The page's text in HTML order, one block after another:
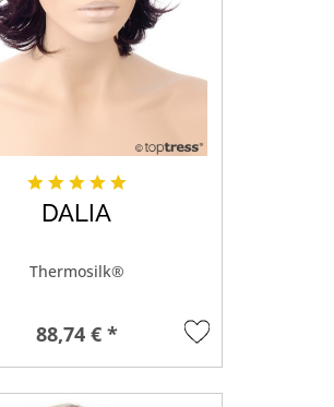
DALIA
Thermosilk®
88,74 € *